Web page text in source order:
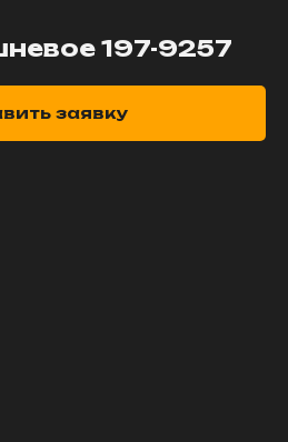
197-9257
заявку